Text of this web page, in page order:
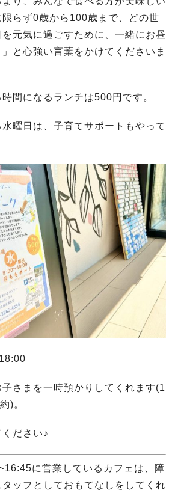
らず0歳から100歳まで、どの世
元気に過ごすために、一緒にお昼
と心強い言葉をかけてくださいま
間になるランチは500円です。
曜日は、子育てサポートもやって
さまを一時預かりしてくれます(1
)。
ださい♪
に営業しているカフェは、障
ッフとしておもてなしをしてくれ